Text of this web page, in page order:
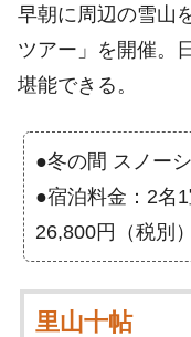
早朝に周辺の雪山
ツアー」を開催。
堪能できる。
●冬の間 スノー
●宿泊料金：2名
26,800円（税別
里山十帖